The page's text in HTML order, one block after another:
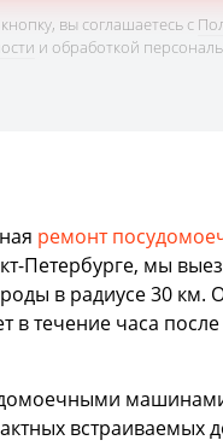
вы соглашаетесь с
и обработкой
ремонт
Петербурге, мы
в радиусе 30 км.
в течение часа после
встраиваемых